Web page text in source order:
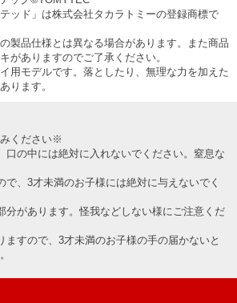
ッド」は株式会社タカラトミーの登録商標で
製品仕様とは異なる場合があります。また商品
がありますのでご了承ください。
用モデルです。落としたり、無理な力を加えた
ります。
ください※
口の中には絶対に入れないでください。窒息な
で、3才未満のお子様には絶対に与えないでく
分があります。怪我などしない様にご注意くだ
ますので、3才未満のお子様の手の届かないと